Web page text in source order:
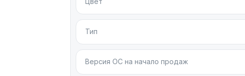
Apple iPhone 13 Pro 256GB Graphite
производительность,
Тип
Версия ОС на начало продаж